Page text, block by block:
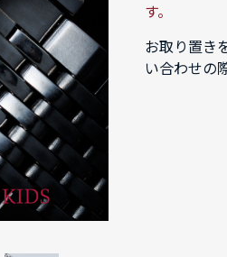
す。
お取り置き
い合わせの